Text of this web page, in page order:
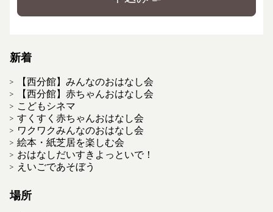
新着
【西分館】みんなのおはなし会
【西分館】赤ちゃんおはなし会
こどもシネマ
すくすく赤ちゃんおはなし会
ワクワクみんなのおはなし会
絵本・紙芝居を楽しむ会
おはなしだいすきよっといで！
えいごであそぼう
場所